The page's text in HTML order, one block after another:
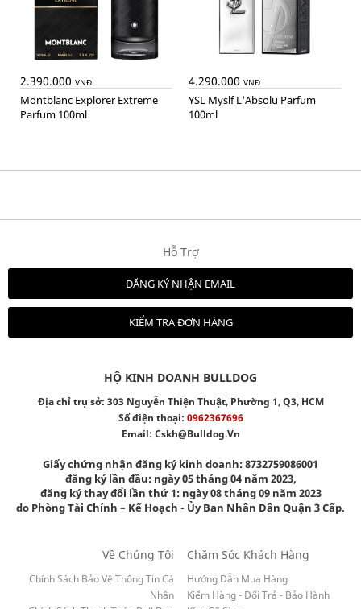
2.390.000 VNĐ
Montblanc Explorer Extreme
Parfum 100ml
4.290.000 VNĐ
YSL Myslf L'Absolu Parfum
100ml
Hỗ Trợ
ĐĂNG KÝ NHẬN EMAIL
KIỂM TRA ĐƠN HÀNG
HỘ KINH DOANH BULLDOG
Địa chỉ trụ sở: 303 Nguyễn Thiện Thuật, Phường 1, Q3, HCM
Số điện thoại: 0962367696
Email: Cskh@bulldog.vn
Giấy chứng nhận đăng ký kinh doanh: 8732759086001
đăng ký lần đầu: ngày 05 tháng 04 năm 2023,
đăng ký thay đổi lần thứ 1: ngày 08 tháng 09 năm 2023
do Phòng Tài Chính – Kế Hoạch - Ủy Ban Nhân Dân Quận 3 Cấp.
Về Chúng Tôi
Chính Sách Bảo Vệ Thông Tin Cá
Nhân
Chăm Sóc Khách Hàng
Hướng Dẫn Mua Hàng
Kiểm Hàng - Đổi Trả - Bảo Hành